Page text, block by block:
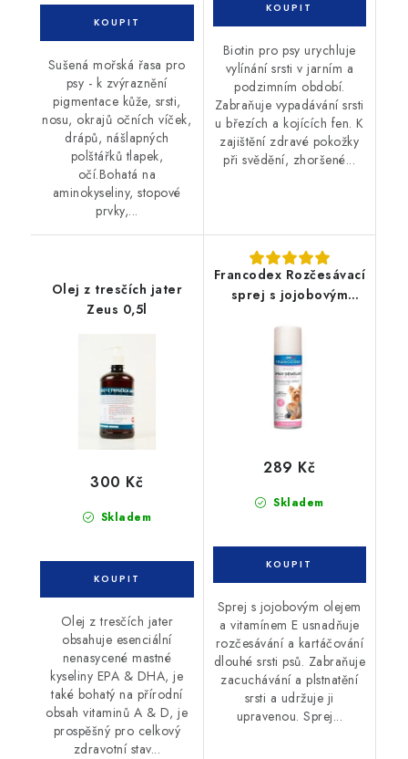
Sušená mořská řasa pro
psy - k zvýraznění
pigmentace kůže, srsti,
nosu, okrajů očních víček,
drápů, nášlapných
polštářků tlapek,
očí.Bohatá na
aminokyseliny, stopové
prvky,...
Biotin pro psy urychluje
vylínání srsti v jarním a
podzimním období.
Zabraňuje vypadávání srsti
u březích a kojících fen. K
zajištění zdravé pokožky
při svědění, zhoršené...
Olej z tresčích jater
Zeus 0,5l
Skladem
300 Kč
Olej z tresčích jater
obsahuje esenciální
nenasycené mastné
kyseliny EPA & DHA, je
také bohatý na přírodní
obsah vitaminů A & D, je
prospěšný pro celkový
zdravotní stav...
Francodex Rozčesávací
sprej s jojobovým
Skladem
289 Kč
Sprej s jojobovým olejem
a vitamínem E usnadňuje
rozčesávání a kartáčování
dlouhé srsti psů. Zabraňuje
zacuchávání a plstnatění
srsti a udržuje ji
upravenou. Sprej...